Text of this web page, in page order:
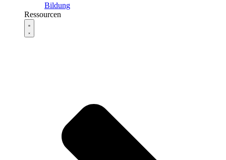
Bildung
Ressourcen